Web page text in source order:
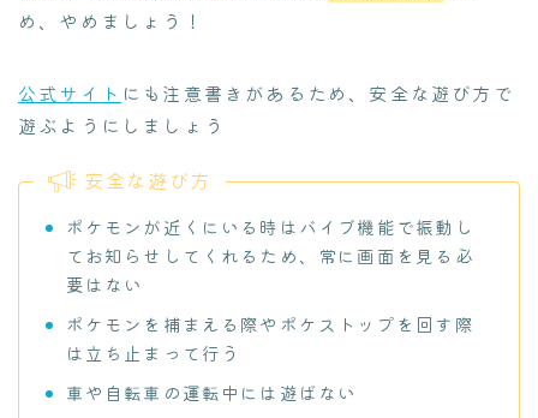
め、やめましょう！
公式サイト にも注意書きがあるため、安全な遊び方で
遊ぶようにしましょう
安全な遊び方
ポケモンが近くにいる時はバイブ機能で振動し
てお知らせしてくれるため、常に画面を見る必
要はない
ポケモンを捕まえる際やポケストップを回す際
は立ち止まって行う
車や自転車の運転中には遊ばない